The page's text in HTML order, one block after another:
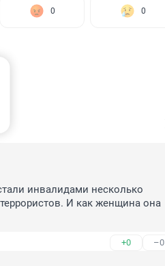
0 0
инвалидами несколько
И как женщина она
+0 –0